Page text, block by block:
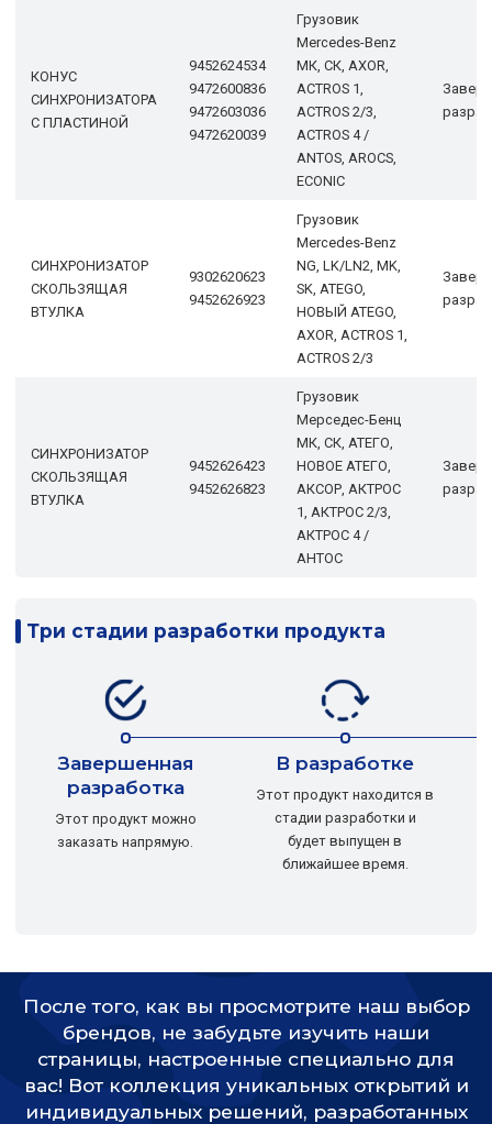
КОНУС
СИНХРОНИЗАТОРА
С ПЛАСТИНОЙ
9452624534
9472600836
9472603036
9472620039
Грузовик
Mercedes-Benz
МК, СК, AXOR,
ACTROS 1,
ACTROS 2/3,
ACTROS 4 /
ANTOS, AROCS,
ECONIC
СИНХРОНИЗАТОР
СКОЛЬЗЯЩАЯ
ВТУЛКА
9302620623
9452626923
Грузовик
Mercedes-Benz
NG, LK/LN2, MK,
SK, ATEGO,
НОВЫЙ ATEGO,
AXOR, ACTROS 1,
ACTROS 2/3
СИНХРОНИЗАТОР
СКОЛЬЗЯЩАЯ
ВТУЛКА
9452626423
9452626823
Грузовик
Мерседес-Бенц
МК, СК, АТЕГО,
НОВОЕ АТЕГО,
АКСОР, АКТРОС
1, АКТРОС 2/3,
АКТРОС 4 /
АНТОС
Три стадии разработки продукта
Завершенная
разработка
Этот продукт можно
заказать напрямую.
В разработке
Этот продукт находится в
стадии разработки и
будет выпущен в
ближайшее время.
После того, как вы просмотрите наш выбор
брендов, не забудьте изучить наши
страницы, настроенные специально для
вас! Вот коллекция уникальных открытий и
индивидуальных решений, разработанных